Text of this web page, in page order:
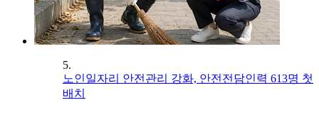
5.
노인일자리 안전관리 강화, 안전전담인력 613명 첫
배치